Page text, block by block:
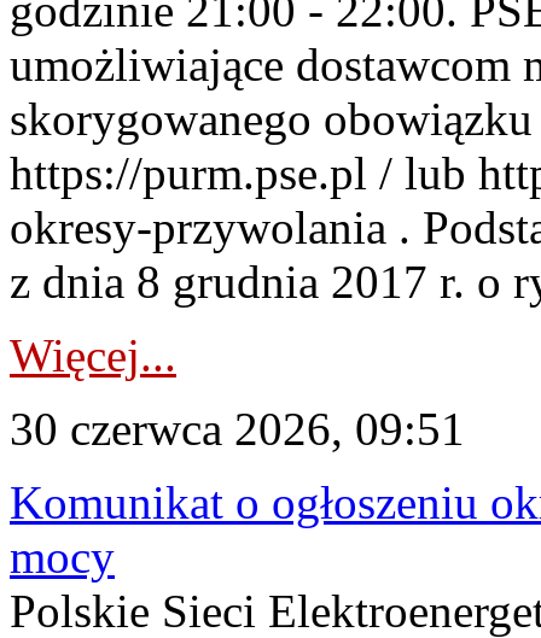
umożliwiające dostawcom
skorygowanego
https://purm.pse.pl / lub
okresy-przywolania .
z dnia 8 grudnia 2017 r. o
Więcej...
30 czerwca 2026, 09:51
Komunikat o ogłoszeniu
mocy
Polskie Sieci